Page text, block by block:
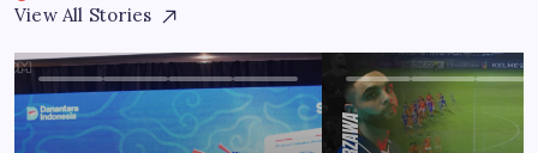
View All Stories